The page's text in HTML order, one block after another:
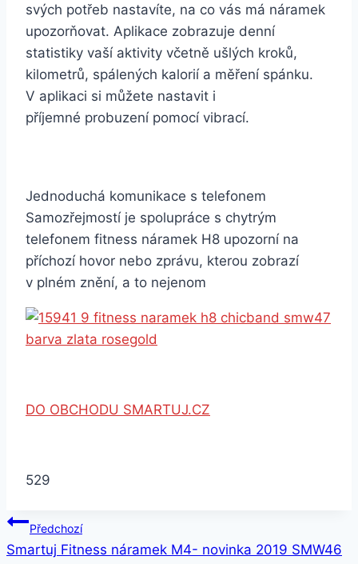
svých potřeb nastavíte, na co vás má náramek
upozorňovat. Aplikace zobrazuje denní
statistiky vaší aktivity včetně ušlých kroků,
kilometrů, spálených kalorií a měření spánku.
V aplikaci si můžete nastavit i
příjemné probuzení pomocí vibrací.
Jednoduchá komunikace s telefonem
Samozřejmostí je spolupráce s chytrým
telefonem fitness náramek H8 upozorní na
příchozí hovor nebo zprávu, kterou zobrazí
v plném znění, a to nejenom
DO OBCHODU SMARTUJ.CZ
529
Navigace
Předchozí
Smartuj Fitness náramek M4- novinka 2019 SMW46